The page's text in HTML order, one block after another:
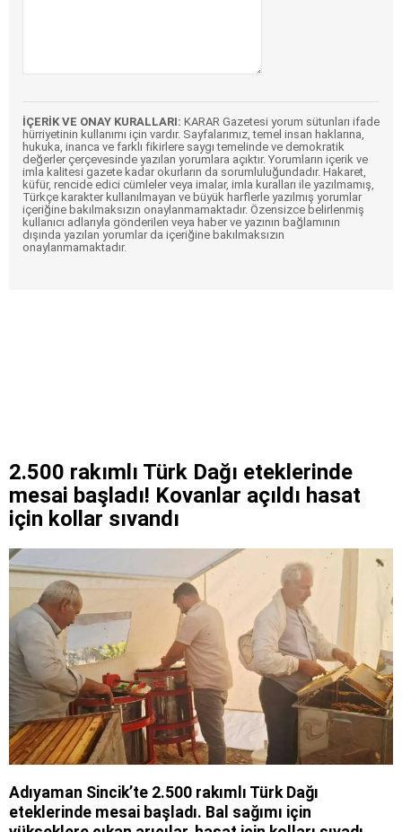
İÇERİK VE ONAY KURALLARI: KARAR Gazetesi yorum sütunları ifade
hürriyetinin kullanımı için vardır. Sayfalarımız, temel insan haklarına,
hukuka, inanca ve farklı fikirlere saygı temelinde ve demokratik
değerler çerçevesinde yazılan yorumlara açıktır. Yorumların içerik ve
imla kalitesi gazete kadar okurların da sorumluluğundadır. Hakaret,
küfür, rencide edici cümleler veya imalar, imla kuralları ile yazılmamış,
Türkçe karakter kullanılmayan ve büyük harflerle yazılmış yorumlar
içeriğine bakılmaksızın onaylanmamaktadır. Özensizce belirlenmiş
kullanıcı adlarıyla gönderilen veya haber ve yazının bağlamının
dışında yazılan yorumlar da içeriğine bakılmaksızın
onaylanmamaktadır.
2.500 rakımlı Türk Dağı eteklerinde
mesai başladı! Kovanlar açıldı hasat
için kollar sıvandı
Adıyaman Sincik’te 2.500 rakımlı Türk Dağı
eteklerinde mesai başladı. Bal sağımı için